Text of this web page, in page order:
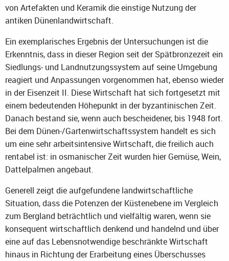
von Artefakten und Keramik die einstige Nutzung der
antiken Dünenlandwirtschaft.
Ein exemplarisches Ergebnis der Untersuchungen ist die
Erkenntnis, dass in dieser Region seit der Spätbronzezeit ein
Siedlungs- und Landnutzungssystem auf seine Umgebung
reagiert und Anpassungen vorgenommen hat, ebenso wieder
in der Eisenzeit II. Diese Wirtschaft hat sich fortgesetzt mit
einem bedeutenden Höhepunkt in der byzantinischen Zeit.
Danach bestand sie, wenn auch bescheidener, bis 1948 fort.
Bei dem Dünen-/Gartenwirtschaftssystem handelt es sich
um eine sehr arbeitsintensive Wirtschaft, die freilich auch
rentabel ist: in osmanischer Zeit wurden hier Gemüse, Wein,
Dattelpalmen angebaut.
Generell zeigt die aufgefundene landwirtschaftliche
Situation, dass die Potenzen der Küstenebene im Vergleich
zum Bergland beträchtlich und vielfältig waren, wenn sie
konsequent wirtschaftlich denkend und handelnd und über
eine auf das Lebensnotwendige beschränkte Wirtschaft
hinaus in Richtung der Erarbeitung eines Überschusses